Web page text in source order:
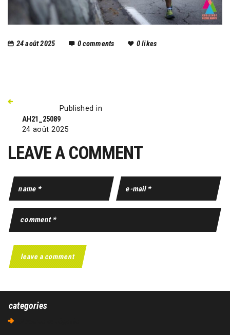
24 août 2025 0comments 0likes
Published in
AH21_25089
24 août 2025
LEAVE A COMMENT
categories